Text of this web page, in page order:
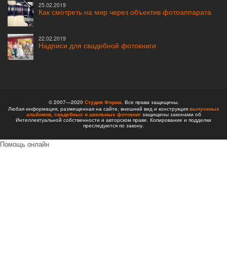
25.02.2019
Как смотреть на мир через объектив фотоаппарата
22.02.2019
Надписи для свадебной фотокниги
© 2007—2020 Студия Форма . Все права защищены.
Любая информация, размещенная на сайте, внешний вид и конструкция выпускных
альбомов, свадебных и школьных фотокнигзащищены законами об
Интеллектуальной собственности и авторском праве. Копирование и подделки
преследуются по закону.
Помощь онлайн